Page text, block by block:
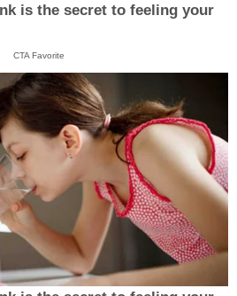
is the secret to feeling your
CTA Favorite